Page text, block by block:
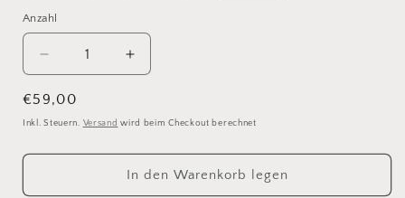
Anzahl
Verringere
die
Menge
für
Trockenblumenstrauß
Erhöhe
die
für
Trockenblumenstrauß
Normaler
Preis
€59,00
Inkl. Steuern. Versand wird beim Checkout berechnet
In den Warenkorb legen